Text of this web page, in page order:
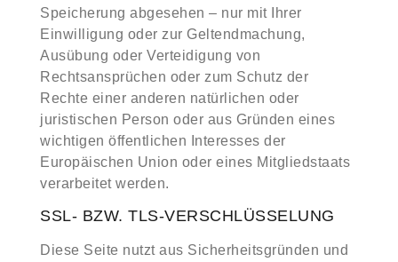
Speicherung abgesehen – nur mit Ihrer
Einwilligung oder zur Geltendmachung,
Ausübung oder Verteidigung von
Rechtsansprüchen oder zum Schutz der
Rechte einer anderen natürlichen oder
juristischen Person oder aus Gründen eines
wichtigen öffentlichen Interesses der
Europäischen Union oder eines Mitgliedstaats
verarbeitet werden.
SSL- BZW. TLS-VERSCHLÜSSELUNG
Diese Seite nutzt aus Sicherheitsgründen und